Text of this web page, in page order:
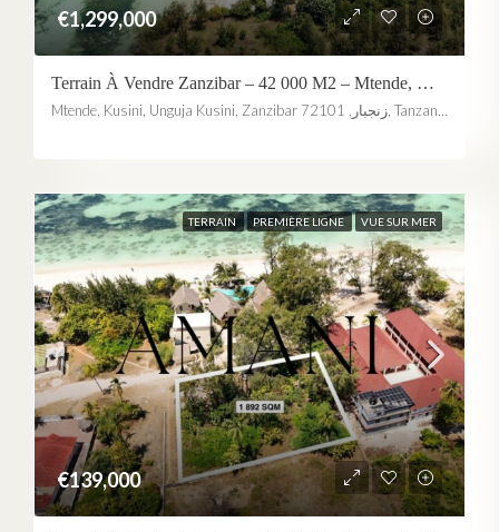
€1,299,000
Terrain À Vendre Zanzibar – 42 000 M2 – Mtende, Makunduchi
Mtende, Kusini, Unguja Kusini, Zanzibar زنجبار, 72101, Tanzania
TERRAIN PREMIÈRE LIGNE VUE SUR MER
€139,000